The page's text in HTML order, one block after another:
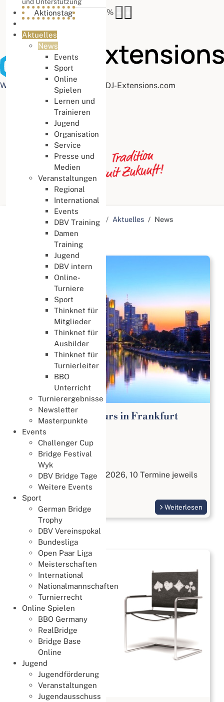
Buchstabenabstand
%
Web Accessibility plugin by DJ-Extensions.com
Aktionstag
Aktuelles
News
Events
Sport
Online
Spielen
Lernen und
Trainieren
Jugend
Organisation
Service
Presse und
Medien
Veranstaltungen
Regional
International
Events
DBV Training
Damen
Training
Jugend
DBV intern
Online-
Turniere
Sport
Thinknet für
Mitglieder
Thinknet für
Ausbilder
Thinknet für
Turnierleiter
BBO
Unterricht
Turnierergebnisse
Newsletter
Masterpunkte
Events
Challenger Cup
Bridge Festival
Wyk
DBV Bridge Tage
Weitere Events
Sport
German Bridge
Trophy
DBV Vereinspokal
Bundesliga
Open Paar Liga
Meisterschaften
International
Nationalmannschaften
Turnierrecht
Online Spielen
BBO Germany
RealBridge
Bridge Base
Online
Jugend
Jugendförderung
Veranstaltungen
Jugendausschuss
Aktuelle Seite: Startseite Aktuelles News
Bridge Anfängerkurs in Frankfurt
Lernen & Trainieren
02. August 2026
Bridge kennenlernen
Start am 3. September 2026, 10 Termine jeweils
Donnerstags
Weiterlesen